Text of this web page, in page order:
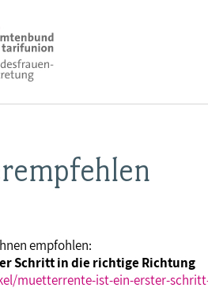
empfohlen:
Schritt in die richtige Richtung
muetterrente-ist-ein-erster-